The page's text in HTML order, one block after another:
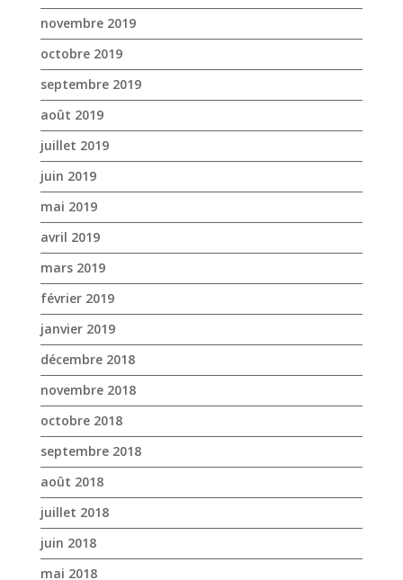
novembre 2019
octobre 2019
septembre 2019
août 2019
juillet 2019
juin 2019
mai 2019
avril 2019
mars 2019
février 2019
janvier 2019
décembre 2018
novembre 2018
octobre 2018
septembre 2018
août 2018
juillet 2018
juin 2018
mai 2018